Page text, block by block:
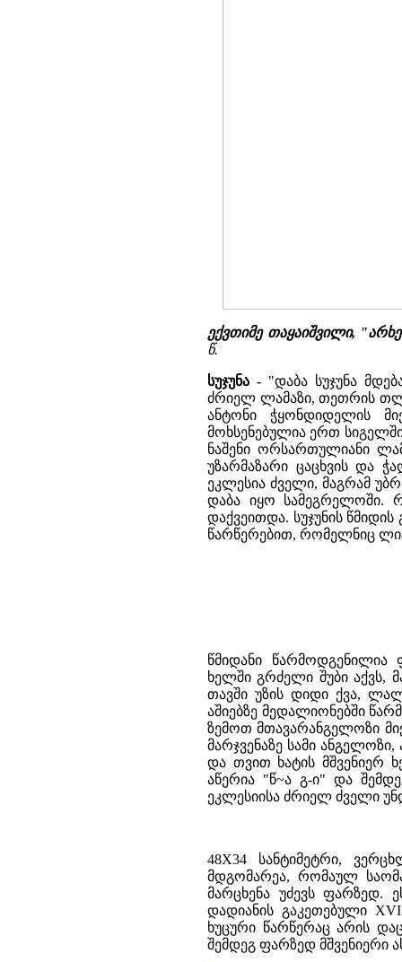
ექვთიმე თაყაიშვილი,
წ.
სუჯუნა - "დაბა სუჯუნა
ძრიელ ლამაზი, თეთრის
ანტონი ჭყონდიდელის
მოხსენებულია ერთ
ნაშენი ორსართულიანი
უზარმაზარი ცაცხვის და
ეკლესია ძველი, მაგრამ
დაბა იყო სამეგრელოში.
დაქვეითდა. სუჯუნის
წარწერებით, რომელნიც
წმიდანი წარმოდგენილია
ხელში გრძელი შუბი აქვს,
თავში უზის დიდი ქვა,
აშიებზე მედალიონებში
ზემოთ მთავარანგელოზი
მარჯვენაზე სამი
და თვით ხატის მშვენიერ
აწერია "წ~ა გ-ი" და
ეკლესიისა ძრიელ ძველი
48X34 სანტიმეტრი,
მდგომარეა, რომაულ
მარცხენა უძევს ფარზედ.
დადიანის გაკეთებული
ხუცური წარწერაც არის
შემდეგ ფარზედ მშვენიერი